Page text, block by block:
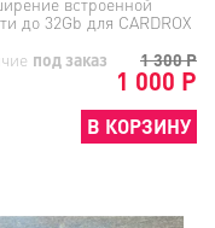
до 32Gb для CARDROX
1 300Р
1 000 Р
под заказ
В КОРЗИНУ